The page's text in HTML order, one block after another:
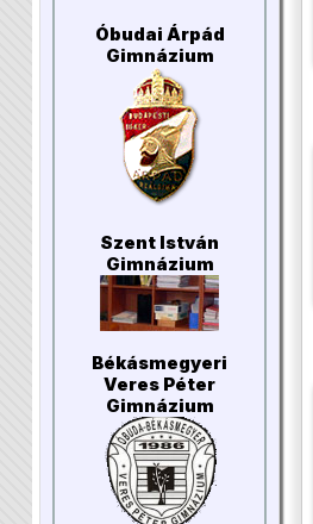
Óbudai Árpád
Gimnázium
Szent István
Gimnázium
Békásmegyeri
Veres Péter
Gimnázium